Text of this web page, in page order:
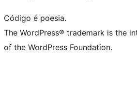
Código é poesia.
The WordPress® trademark is the
of the WordPress Foundation.